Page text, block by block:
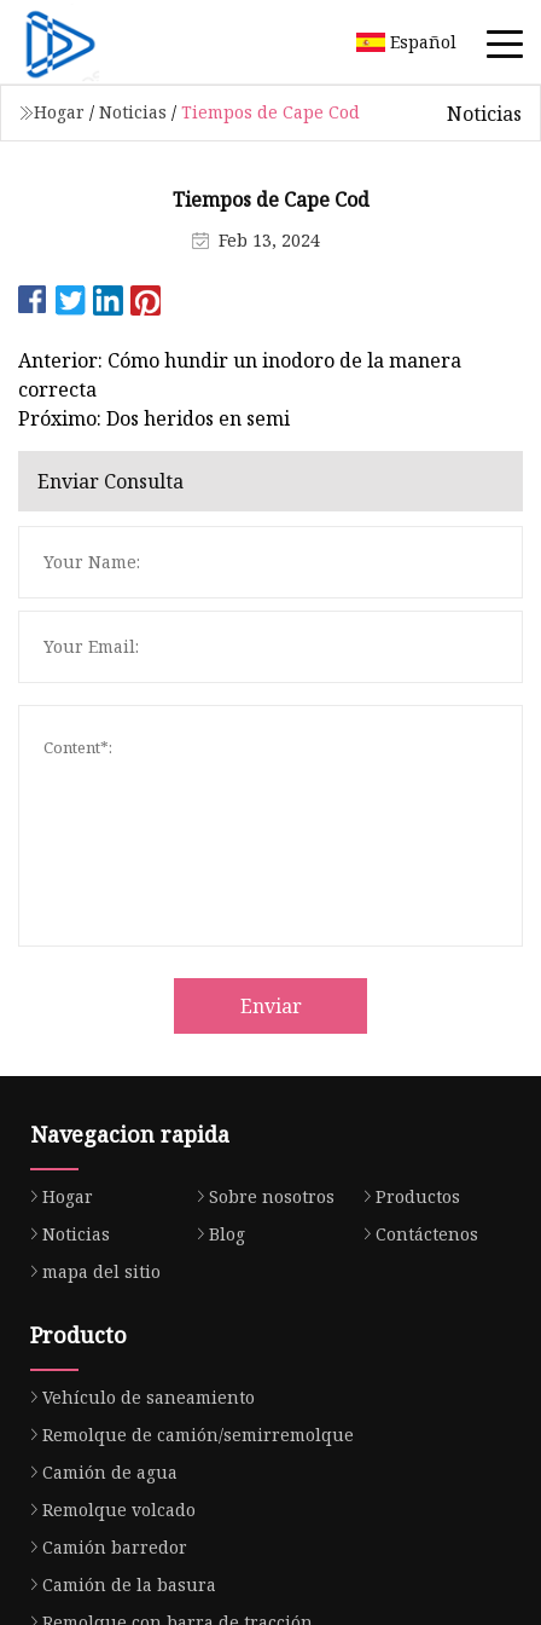
Español
Hogar / Noticias / Tiempos de Cape Cod Noticias
Tiempos de Cape Cod
Feb 13, 2024
Anterior: Cómo hundir un inodoro de la manera
correcta
Próximo: Dos heridos en semi
Enviar Consulta
Enviar
Navegacion rapida
Hogar Sobre nosotros
Productos
Noticias
Blog
Contáctenos
mapa del sitio
Producto
Vehículo de saneamiento
Remolque de camión/semirremolque
Camión de agua
Remolque volcado
Camión barredor
Camión de la basura